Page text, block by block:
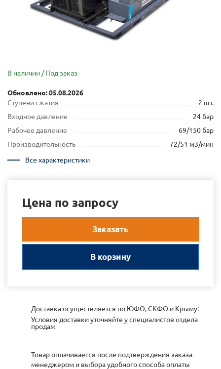
В наличии / Под заказ
Обновлено: 05.08.2026
Cтупени сжатия
2 шт.
Входное давление
24 бар
Рабочее давление
69/150 бар
Производительность
72/51 м3/мин
Все характеристики
Цена по запросу
Заказать
В корзину
Доставка осуществляется по ЮФО, СКФО и Крыму:
Условия доставки уточняйте у специалистов отдела
продаж
Товар оплачивается после подтверждения заказа
менеджером и выбора удобного способа оплаты